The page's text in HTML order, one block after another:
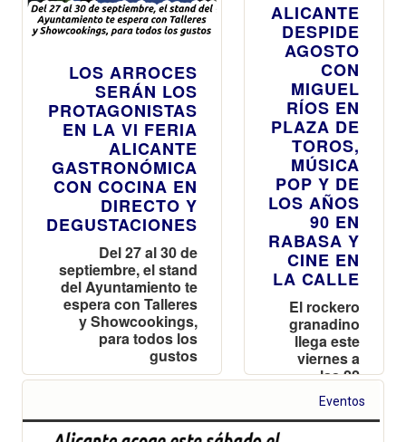
LOS ARROCES
SERÁN LOS
PROTAGONISTAS
EN LA VI FERIA
ALICANTE
GASTRONÓMICA
CON COCINA EN
DIRECTO Y
DEGUSTACIONES
Del 27 al 30 de
septiembre, el stand
del Ayuntamiento te
espera con Talleres
y Showcookings,
para todos los
gustos
ALICANTE
DESPIDE
AGOSTO
CON
MIGUEL
RÍOS EN
PLAZA DE
TOROS,
MÚSICA
POP Y DE
LOS AÑOS
90 EN
RABASA Y
CINE EN
LA CALLE
El rockero
granadino
llega este
viernes a
las 22
horas a la
Plaza de
Toros con
Eventos